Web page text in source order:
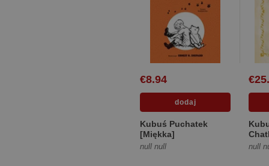
€8.94
Kubuś Puchatek
[Miękka]
null null null